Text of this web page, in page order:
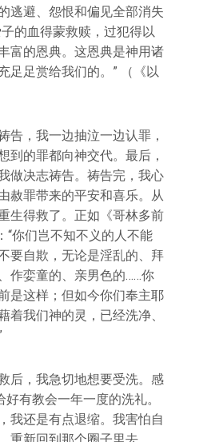
逃避、怨恨和偏见全部消失
的血得蒙救赎，过犯得以
富的恩典。这恩典是神用诸
足足赏给我们的。” （《以
告，我一边抽泣一边认罪，
到的罪都向神交代。最后，
做决志祷告。祷告完，我心
赦罪带来的平安和喜乐。从
生得救了。正如《哥林多前
“你们岂不知不义的人不能
要自欺，无论是淫乱的、拜
作娈童的、亲男色的……你
是这样；但如今你们奉主耶
着我们神的灵，已经洗净、
后，我急切地想要受洗。感
有教会一年一度的洗礼。
我还是有点退缩。我害怕自